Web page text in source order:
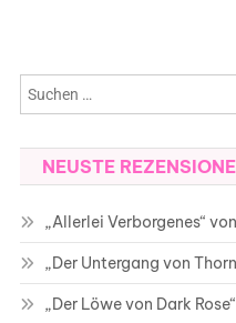
NEUSTE
„Allerlei Verborgenes“
„Der Untergang von
„Der Löwe von Dark